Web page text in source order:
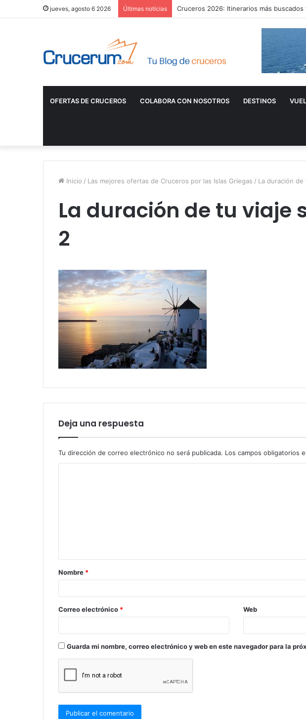
jueves, agosto 6 2026 Últimas notícias Cruceros 2026: Itinerarios más
OFERTAS DE CRUCEROS COLABORA CON NOSOTROS DESTINOS
Inicio / Las mejores ofertas de Cruceros por las Islas Griegas / La duración
La duración de tu viaje
2
Deja una respuesta
Tu dirección de correo electrónico no será publicada. Los campos obligatorios
a
r
*
Nombre *
Correo electrónico * Web
Guarda mi nombre, correo electrónico y web en este navegador para la